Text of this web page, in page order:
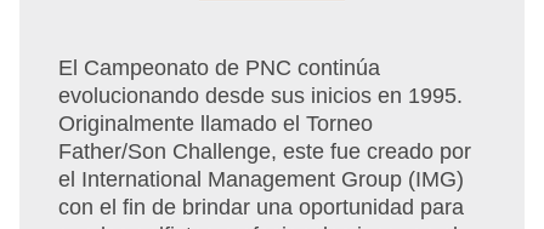
El Campeonato de PNC continúa
evolucionando desde sus inicios en 1995.
Originalmente llamado el Torneo
Father/Son Challenge, este fue creado por
el International Management Group (IMG)
con el fin de brindar una oportunidad para